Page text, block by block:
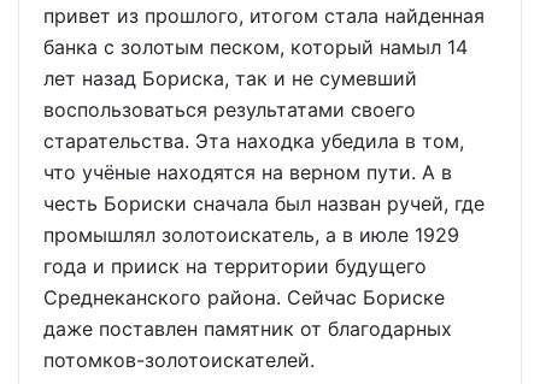
привет из прошлого, итогом стала найденная
банка с золотым песком, который намыл 14
лет назад Бориска, так и не сумевший
воспользоваться результатами своего
старательства. Эта находка убедила в том,
что учёные находятся на верном пути. А в
честь Бориски сначала был назван ручей, где
промышлял золотоискатель, а в июле 1929
года и прииск на территории будущего
Среднеканского района. Сейчас Бориске
даже поставлен памятник от благодарных
потомков-золотоискателей.